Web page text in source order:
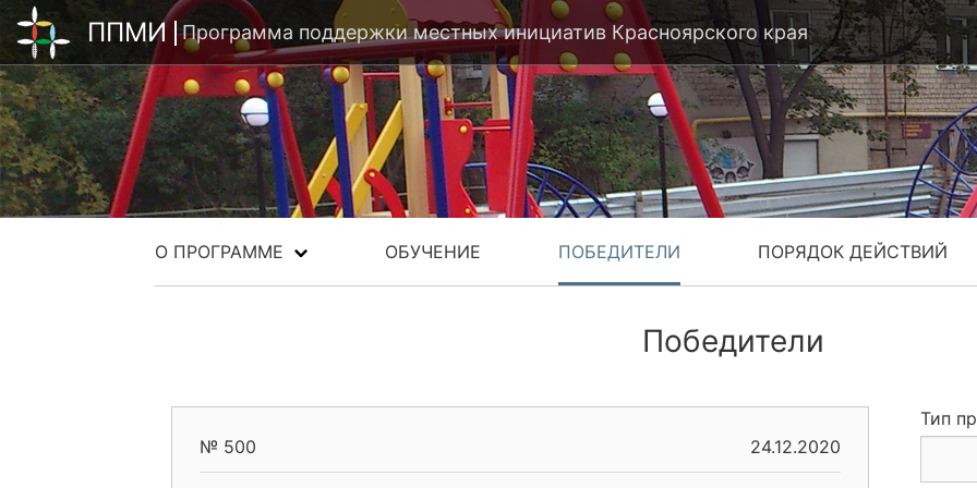
ППМИ Программа поддержки местных инициатив Красноярского края
О ПРОГРАММЕ ОБУЧЕНИЕ ПОБЕДИТЕЛИ ПОРЯДОК ДЕЙСТВИЙ
Победители
№ 500 24.12.2020
Тип